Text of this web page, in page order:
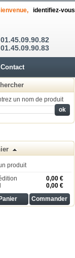
identifiez-vous
Contact
un nom de produit
produit
0,00 €
0,00 €
Commander